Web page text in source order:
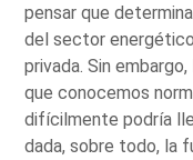
pensar que
del sector
privada. Sin embargo,
que conocemos
difícilmente podría
dada, sobre todo, la